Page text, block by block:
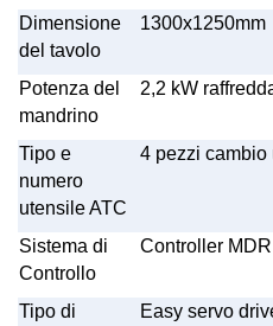
Dimensione
del tavolo
1300x1250mm
Potenza del
mandrino
2,2 kW
Tipo e
numero
utensile ATC
4 pezzi
Sistema di
Controllo
Controller MDR
Tipo di
Easy servo